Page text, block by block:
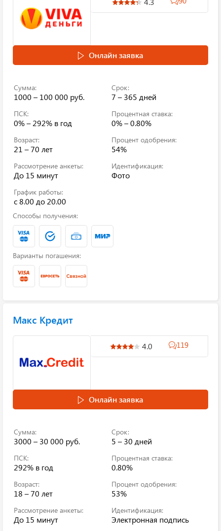
Онлайн заявка
Сумма:
1000 – 100 000 руб.
Срок:
7 – 365 дней
ПСК:
0% – 292% в год
Процентная ставка:
0% – 0.80%
Возраст:
21 – 70 лет
Процент одобрения:
54%
Рассмотрение анкеты:
До 15 минут
Идентификация:
Фото
График работы:
с 8.00 до 20.00
Способы получения:
Варианты погашения:
Макс Кредит
4.0 119
Онлайн заявка
Сумма:
3000 – 30 000 руб.
Срок:
5 – 30 дней
ПСК:
292% в год
Процентная ставка:
0.80%
Возраст:
18 – 70 лет
Процент одобрения:
53%
Рассмотрение анкеты:
До 15 минут
Идентификация:
Электронная подпись